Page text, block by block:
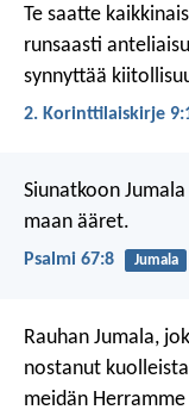
Te saatte
runsaasti
synnyttää
2. Korinttilaiskirje
Siunatkoon
maan ääret.
Psalmi 67:8 Jumala
Rauhan Jumala,
nostanut
meidän